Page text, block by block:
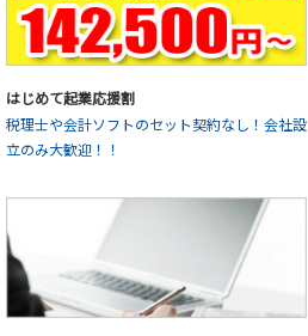
はじめて起業応援割
税理士や会計ソフトのセット契約なし！会社設
立のみ大歓迎！！